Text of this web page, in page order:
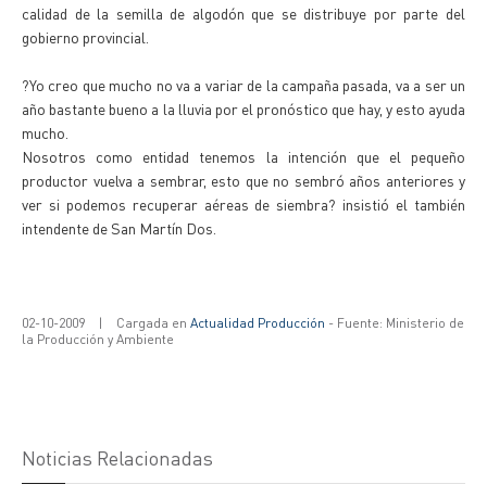
calidad de la semilla de algodón que se distribuye por parte del
gobierno provincial.
?Yo creo que mucho no va a variar de la campaña pasada, va a ser un
año bastante bueno a la lluvia por el pronóstico que hay, y esto ayuda
mucho.
Nosotros como entidad tenemos la intención que el pequeño
productor vuelva a sembrar, esto que no sembró años anteriores y
ver si podemos recuperar aéreas de siembra? insistió el también
intendente de San Martín Dos.
02-10-2009 | Cargada en Actualidad Producción - Fuente: Ministerio de
la Producción y Ambiente
Noticias Relacionadas